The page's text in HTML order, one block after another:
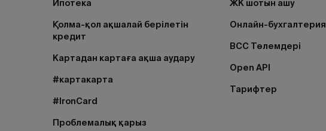
Ипотека
Қолма-қол ақшалай берілетін
кредит
Картадан картаға ақша аудару
#картакарта
#IronCard
Проблемалық қарыз
ЖК шотын ашу
Онлайн-бухгалтерия
BCC Төлемдері
Open API
Тарифтер